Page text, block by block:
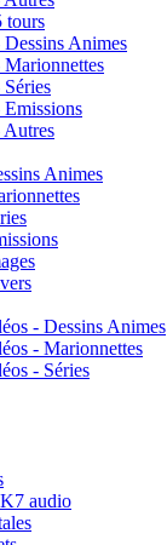
tours
Dessins Animes
Marionnettes
Emissions
Autres
Animes
- Dessins Animes
- Marionnettes
- Séries
audio